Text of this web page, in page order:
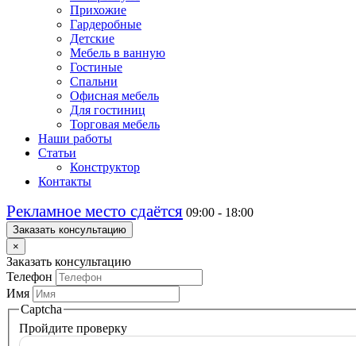
Прихожие
Гардеробные
Детские
Мебель в ванную
Гостиные
Спальни
Офисная мебель
Для гостиниц
Торговая мебель
Наши работы
Статьи
Конструктор
Контакты
Рекламное место сдаётся 09:00 - 18:00
Заказать консультацию
×
Заказать консультацию
Телефон
Имя
Captcha
Пройдите проверку